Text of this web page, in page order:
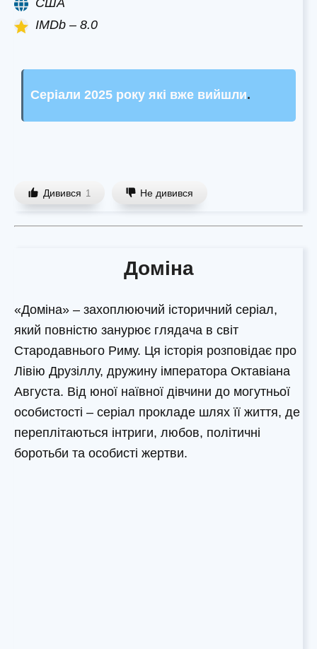
IMDb – 8.0
Серіали 2025 року які вже вийшли.
Дивився 1 Не дивився
Доміна
«Доміна» – захоплюючий історичний серіал,
який повністю занурює глядача в світ
Стародавнього Риму. Ця історія розповідає про
Лівію Друзіллу, дружину імператора Октавіана
Августа. Від юної наївної дівчини до могутньої
особистості – серіал прокладе шлях її життя, де
переплітаються інтриги, любов, політичні
боротьби та особисті жертви.